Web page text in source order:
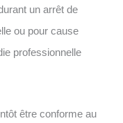
un arrêt de
ou pour cause
professionnelle
être conforme au